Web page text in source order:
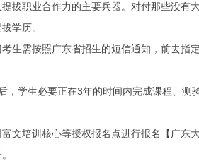
职业合作力的主要兵器。对付那些没有
学历。
需按照广东省招生的短信通知，前去指
学生必要正在3年的时间内完成课程、测
培训核心等授权报名点进行报名【广东